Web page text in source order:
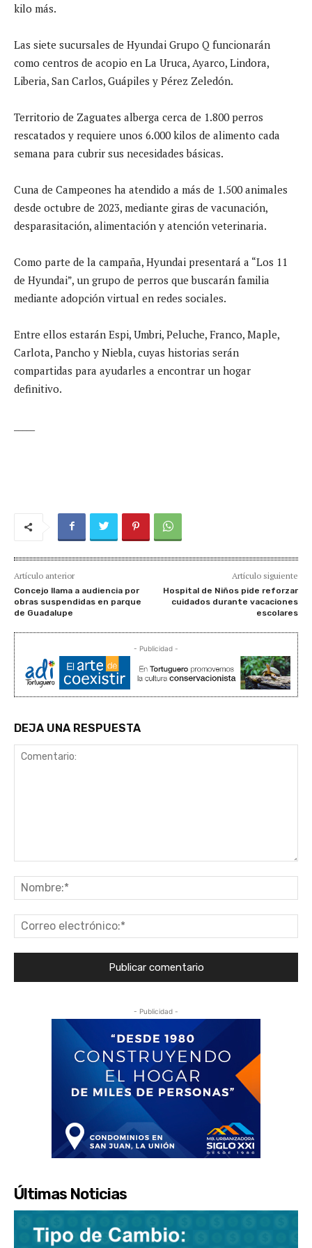
kilo más.
Las siete sucursales de Hyundai Grupo Q funcionarán
como centros de acopio en La Uruca, Ayarco, Lindora,
Liberia, San Carlos, Guápiles y Pérez Zeledón.
Territorio de Zaguates alberga cerca de 1.800 perros
rescatados y requiere unos 6.000 kilos de alimento cada
semana para cubrir sus necesidades básicas.
Cuna de Campeones ha atendido a más de 1.500 animales
desde octubre de 2023, mediante giras de vacunación,
desparasitación, alimentación y atención veterinaria.
Como parte de la campaña, Hyundai presentará a “Los 11
de Hyundai”, un grupo de perros que buscarán familia
mediante adopción virtual en redes sociales.
Entre ellos estarán Espi, Umbri, Peluche, Franco, Maple,
Carlota, Pancho y Niebla, cuyas historias serán
compartidas para ayudarles a encontrar un hogar
definitivo.
Artículo anterior
Concejo llama a audiencia por
obras suspendidas en parque
de Guadalupe
Artículo siguiente
Hospital de Niños pide reforzar
cuidados durante vacaciones
escolares
- Publicidad -
DEJA UNA RESPUESTA
- Publicidad -
Últimas Noticias